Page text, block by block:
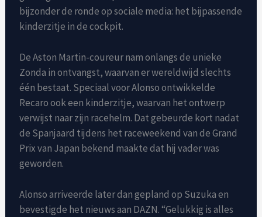
bijzonder de ronde op sociale media: het bijpassende
kinderzitje in de cockpit.
De Aston Martin-coureur nam onlangs de unieke
Zonda in ontvangst, waarvan er wereldwijd slechts
één bestaat. Speciaal voor Alonso ontwikkelde
Recaro ook een kinderzitje, waarvan het ontwerp
verwijst naar zijn racehelm. Dat gebeurde kort nadat
de Spanjaard tijdens het raceweekend van de Grand
Prix van Japan bekend maakte dat hij vader was
geworden.
Alonso arriveerde later dan gepland op Suzuka en
bevestigde het nieuws aan DAZN. “Gelukkig is alles